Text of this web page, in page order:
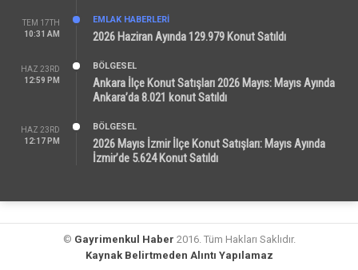
TEM 17TH
10:31 AM
EMLAK HABERLERI
2026 Haziran Ayında 129.979 Konut Satıldı
HAZ 23RD
12:59 PM
BÖLGESEL
Ankara İlçe Konut Satışları 2026 Mayıs: Mayıs Ayında
Ankara’da 8.021 konut Satıldı
HAZ 23RD
12:17 PM
BÖLGESEL
2026 Mayıs İzmir İlçe Konut Satışları: Mayıs Ayında
İzmir’de 5.624 Konut Satıldı
© Gayrimenkul Haber 2016. Tüm Hakları Saklıdır.
Kaynak Belirtmeden Alıntı Yapılamaz